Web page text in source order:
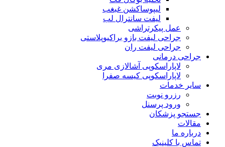
لیپوساکشن غبغب
لیفت سانترال لب
عمل پیکرتراشی
جراحی لیفت بازو براکیوپلاستی
جراحی لیفت ران
جراحی درمانی
لاپاراسکوپی آشالازی مری
لاپاراسکوپی کیسه صفرا
سایر خدمات
رزرو نوبت
ورود پرسنل
جستجو پزشکان
مقالات
درباره ما
تماس با کلینیک